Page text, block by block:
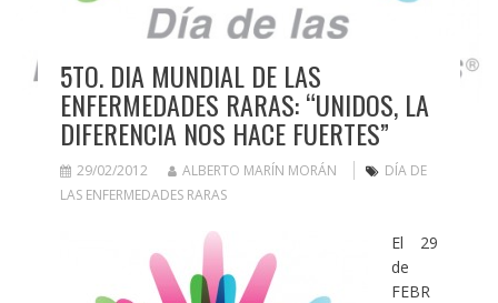
5TO. DIA MUNDIAL DE LAS
ENFERMEDADES RARAS: “UNIDOS, LA
DIFERENCIA NOS HACE FUERTES”
29/02/2012 ALBERTO MARÍN MORÁN
DÍA DE
LAS ENFERMEDADES RARAS
El 29
de
FEBR